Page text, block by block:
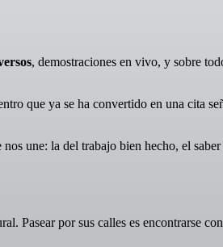
, demostraciones en vivo, y sobre
que ya se ha convertido en una cita
une: la del trabajo bien hecho, el
Pasear por sus calles es encontrarse